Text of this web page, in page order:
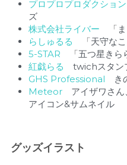
プロプロプロダクショ
ズ
株式会社ライバー
「
らしゅるる
「天守な
5-STAR
「五つ星きら
紅戯らる twichスタン
GHS Professional き
Meteor アイザワさ
アイコン&サムネイル
グッズイラスト